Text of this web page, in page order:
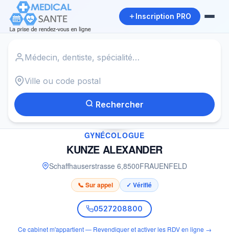
Inscription PRO
Rechercher
✓
GYNÉCOLOGUE
KUNZE ALEXANDER
Schaffhauserstrasse 6,8500FRAUENFELD
📞 Sur appel ✓ Vérifié
0527208800
Ce cabinet m'appartient — Revendiquer et activer les RDV en ligne →